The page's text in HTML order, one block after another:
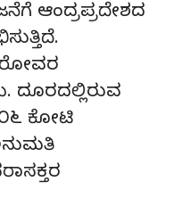
ಆಂದ್ರಪ್ರದೇಶದ
ದೂರದಲ್ಲಿರುವ
ಕೋಟಿ